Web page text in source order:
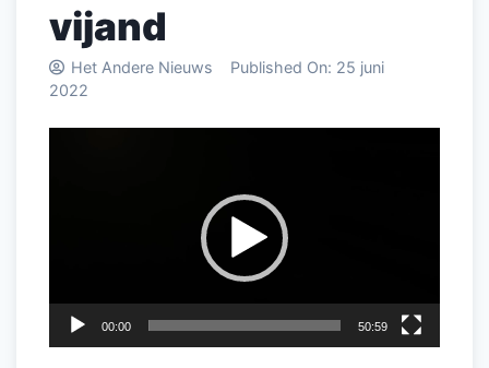
vijand
Het Andere Nieuws Published On: 25 juni
2022
00:00 50:59